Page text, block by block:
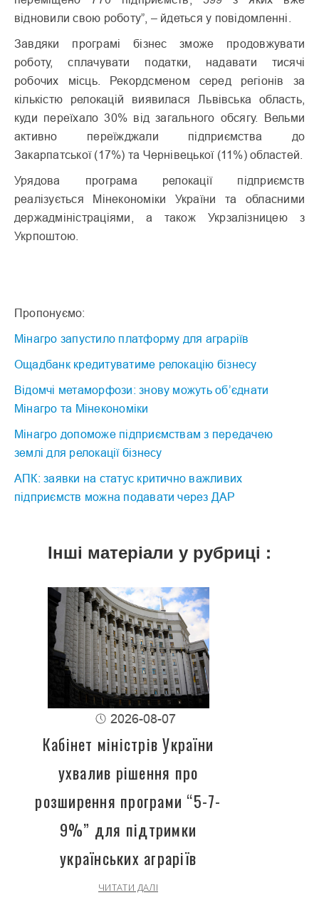
відновили свою роботу”, – йдеться у повідомленні.
Завдяки програмі бізнес зможе продовжувати
роботу, сплачувати податки, надавати тисячі
робочих місць. Рекордсменом серед регіонів за
кількістю релокацій виявилася Львівська область,
куди переїхало 30% від загального обсягу. Вельми
активно переїжджали підприємства до
Закарпатської (17%) та Чернівецької (11%) областей.
Урядова програма релокації підприємств
реалізується Мінекономіки України та обласними
держадміністраціями, а також Укрзалізницею з
Укрпоштою.
Пропонуємо:
Мінагро запустило платформу для аграріїв
Ощадбанк кредитуватиме релокацію бізнесу
Відомчі метаморфози: знову можуть об’єднати
Мінагро та Мінекономіки
Мінагро допоможе підприємствам з передачею
землі для релокації бізнесу
АПК: заявки на статус критично важливих
підприємств можна подавати через ДАР
Інші матеріали у рубриці :
2026-08-07
Кабінет міністрів України
ухвалив рішення про
розширення програми “5-7-
9%” для підтримки
українських аграріїв
ЧИТАТИ ДАЛІ